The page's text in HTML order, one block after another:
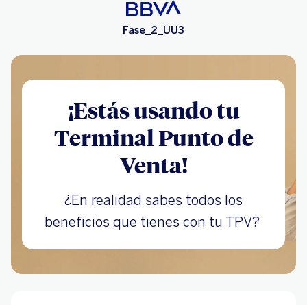
Fase_2_UU3
¡Estás usando tu
Terminal Punto de
Venta!
¿En realidad sabes todos los
beneficios que tienes con tu TPV?